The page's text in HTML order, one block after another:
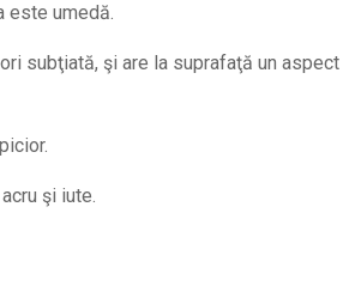
este umedă.
subţiată, şi are la suprafaţă un aspect
şi iute.